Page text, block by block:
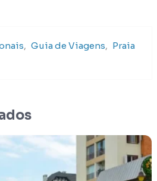
, Guia de Viagens, Praia